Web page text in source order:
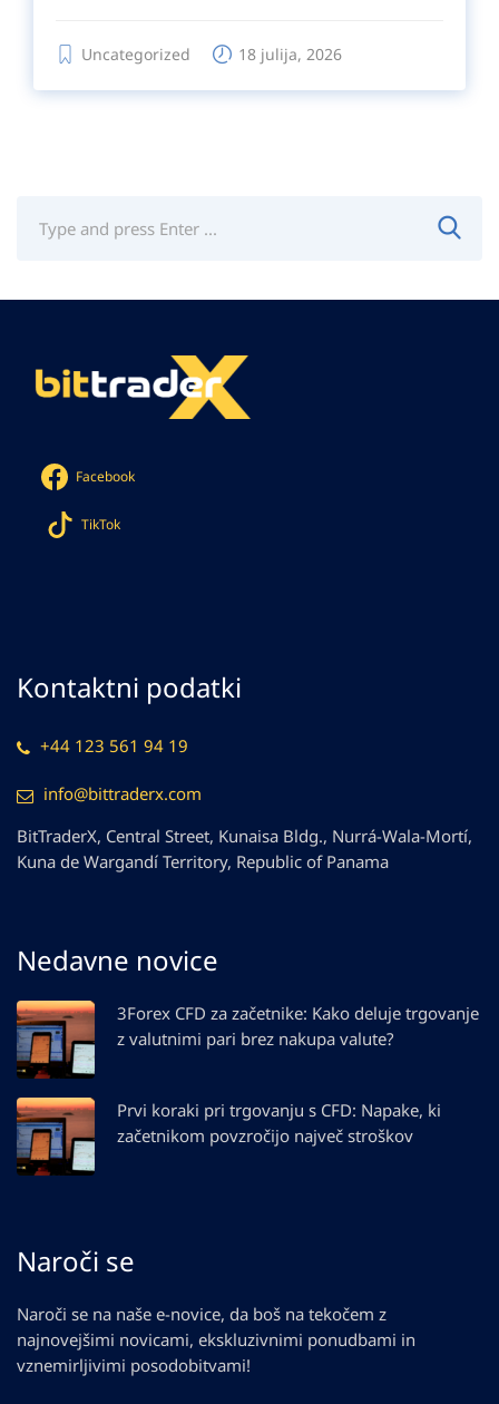
Uncategorized 18 julija, 2026
Facebook
TikTok
Kontaktni podatki
+44 123 561 94 19
info@bittraderx.com
BitTraderX, Central Street, Kunaisa Bldg., Nurrá-Wala-Mortí,
Kuna de Wargandí Territory, Republic of Panama
Nedavne novice
3Forex CFD za začetnike: Kako deluje trgovanje
z valutnimi pari brez nakupa valute?
Prvi koraki pri trgovanju s CFD: Napake, ki
začetnikom povzročijo največ stroškov
Naroči se
Naroči se na naše e-novice, da boš na tekočem z
najnovejšimi novicami, ekskluzivnimi ponudbami in
vznemirljivimi posodobitvami!